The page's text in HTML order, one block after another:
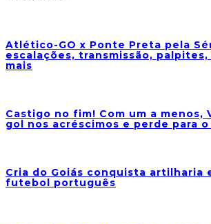
Atlético-GO x Ponte Preta pela
escalações, transmissão,
mais
Castigo no fim! Com um a menos,
gol nos acréscimos e perde para
Cria do Goiás conquista artilharia
futebol português